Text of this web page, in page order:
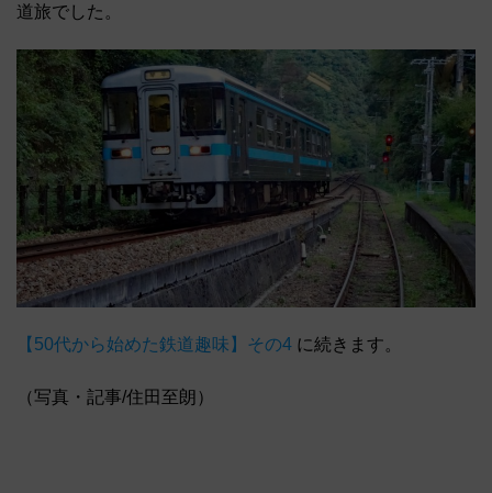
道旅でした。
【50代から始めた鉄道趣味】その4 に続きます。
（写真・記事/住田至朗）